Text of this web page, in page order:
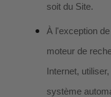
soit du Site.
À l'exception
moteur de
Internet,
système